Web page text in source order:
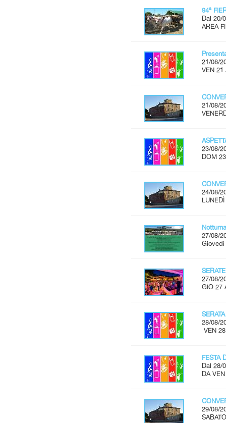
94ª
Dal 20/
AREA
21/08/
VEN 21
21/08/
23/08/
DOM
24/08/
27/08/
Giovedì
27/08/
GIO 27
28/08/
VEN
FESTA
Dal 28/
DA
29/08/